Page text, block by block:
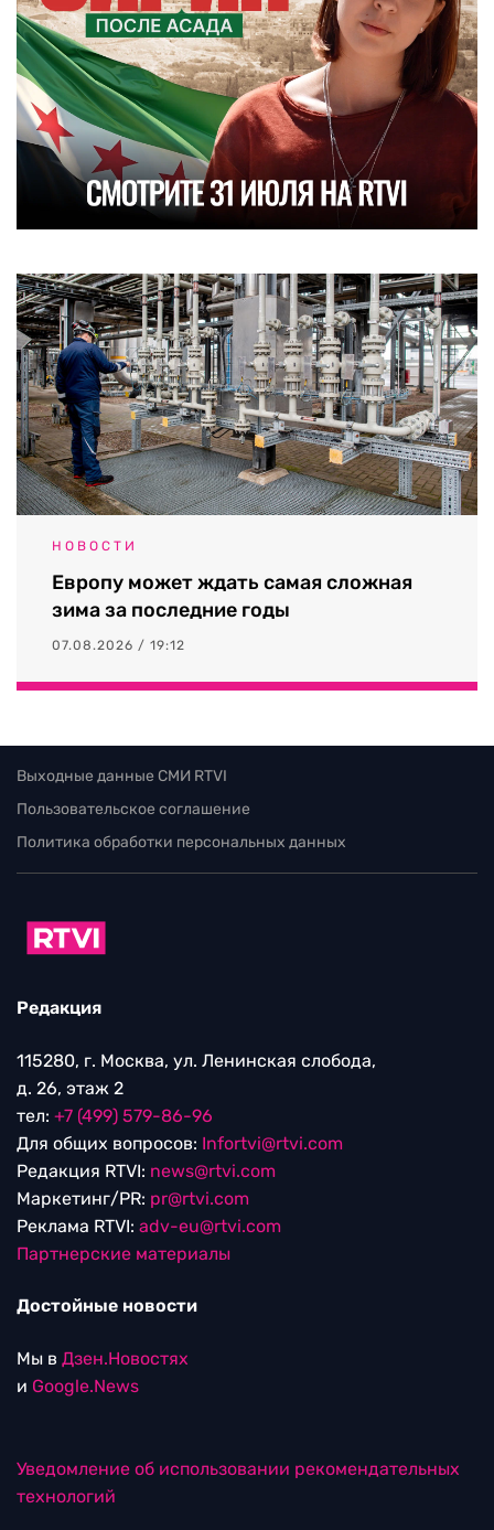
НОВОСТИ
Европу может ждать самая сложная
зима за последние годы
07.08.2026 / 19:12
Выходные данные СМИ RTVI
Пользовательское соглашение
Политика обработки персональных данных
Редакция
115280, г. Москва, ул. Ленинская слобода,
д. 26, этаж 2
тел: +7 (499) 579-86-96
Для общих вопросов: Infortvi@rtvi.com
Редакция RTVI: news@rtvi.com
Маркетинг/PR: pr@rtvi.com
Реклама RTVI: adv-eu@rtvi.com
Партнерские материалы
Достойные новости
Мы в Дзен.Новостях
и Google.News
Уведомление об использовании рекомендательных
технологий